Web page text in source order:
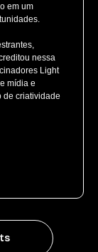
em um
nessa
Light
mídia e
de criatividade